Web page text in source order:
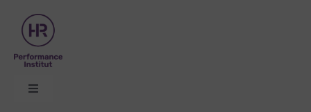
Inhalt
springen
Toggle